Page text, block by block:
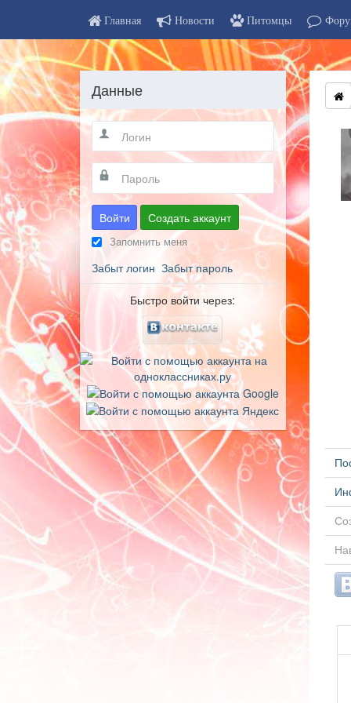
Главная Новости Питомцы
Данные
Войти Создать аккаунт
Запомнить меня
Забыт логин Забыт пароль
Быстро войти через: